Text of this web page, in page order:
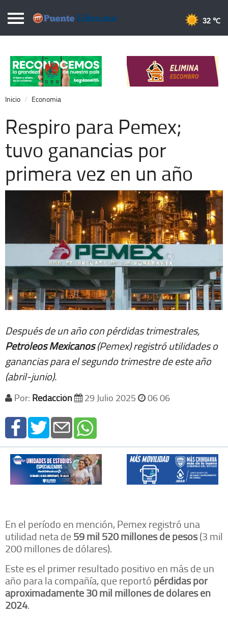
Puentelibre.mx
Local
Nacional
Opinión
Cronos
Economía
Espectáculos
Deportes
32 ℃
Inicio Economia
Respiro para Pemex;
tuvo ganancias por
primera vez en un año
Después de un año con pérdidas trimestrales,
Petróleos Mexicanos(Pemex) registró utilidades o
ganancias para el segundo trimestre de este año
(abril-junio).
Por: Redacción 29 Julio 2025 06 06
En el período en mención, Pemex registró una
utilidad neta de59 mil 520 millones de pesos(3 mil
200 millones de dólares).
Este es el primer resultado positivo en más de un
año para la compañía, que reportó pérdidas por
aproximadamente 30 mil millones de dólares en
2024.